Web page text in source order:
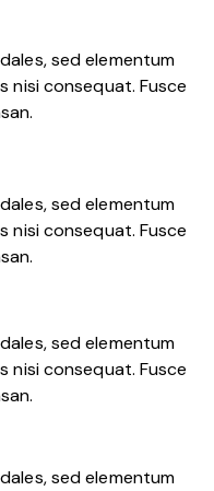
sed elementum
nisi consequat. Fusce
sed elementum
nisi consequat. Fusce
sed elementum
nisi consequat. Fusce
sed elementum